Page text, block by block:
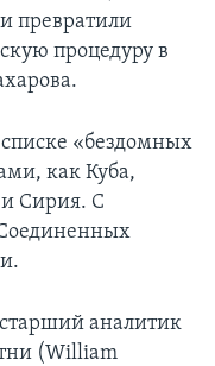
превратили
процедуру в
списке «бездомных
как Куба,
Сирия. С
аналитик
(William